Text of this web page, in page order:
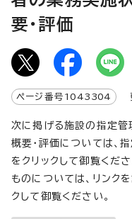
要・評価
ページ番号 1043304 更
次に掲げる施設の指定管
概要・評価については、
をクリックして御覧くだ
ものについては、リンク
クして御覧ください。